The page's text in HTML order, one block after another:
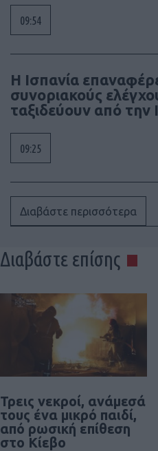
09:54
Η Ισπανία
συνοριακούς
ταξιδεύουν από την
09:25
Διαβάστε περισσότερα
Διαβάστε επίσης
Τρεις νεκροί, ανάμεσά
τους ένα μικρό παιδί,
από ρωσική επίθεση
στο Κίεβο